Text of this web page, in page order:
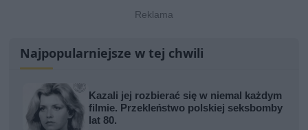
Najpopularniejsze w tej chwili
Kazali jej rozbierać się w niemal każdym
filmie. Przekleństwo polskiej seksbomby
lat 80.